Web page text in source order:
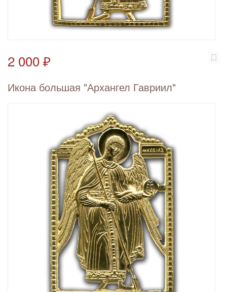
2 000 ₽
Икона большая "Архангел Гавриил"